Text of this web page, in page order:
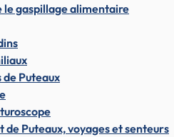
le gaspillage alimentaire
de Puteaux
de Puteaux, voyages et senteurs